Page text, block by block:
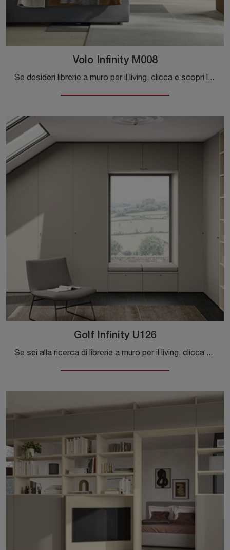
Volo Infinity M008
Se desideri librerie a muro per il living, clicca e scopri le nostre soluzioni moderne: il modello Volo Infinity M008 Colombini Casa ti aspetta!
Golf Infinity U126
Se sei alla ricerca di librerie a muro per il living, clicca e scopri le nostre soluzioni moderne: il modello Golf Infinity U126 Colombini Casa ti ...